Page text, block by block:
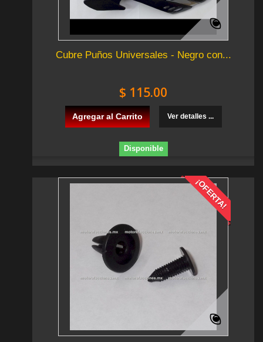
Cubre Puños Universales - Negro con...
$ 115.00
Agregar al Carrito Ver detalles ...
Disponible
¡OFERTA!